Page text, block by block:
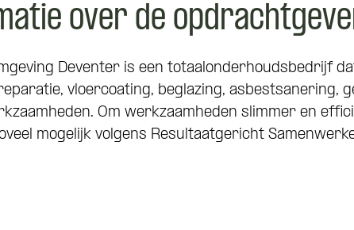
over de
Deventer is een totaalonderhoudsbedrijf
vloercoating, beglazing, asbestsanering,
Om werkzaamheden slimmer en
mogelijk volgens Resultaatgericht